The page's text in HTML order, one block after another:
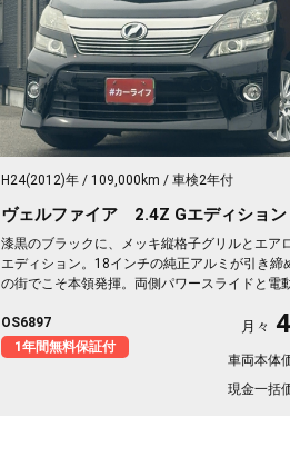
H24(2012)年 109,000km 車検2年付
ヴェルファイア 2.4Z Gエディション
漆黒のブラックに、メッキ縦格子グリルとエア
エディション。18インチの純正アルミが引き締
の街でこそ本領発揮。両側パワースライドと電
で、仕事帰りの移動も一気にくつろぎ空間に変
プダウンモニターで後席の時間も特別に。長く
して《1年保証付》でお渡しします🚗✨💎💺😎
OS6897
1年間無料保証付
月々
車両本体
現金一括